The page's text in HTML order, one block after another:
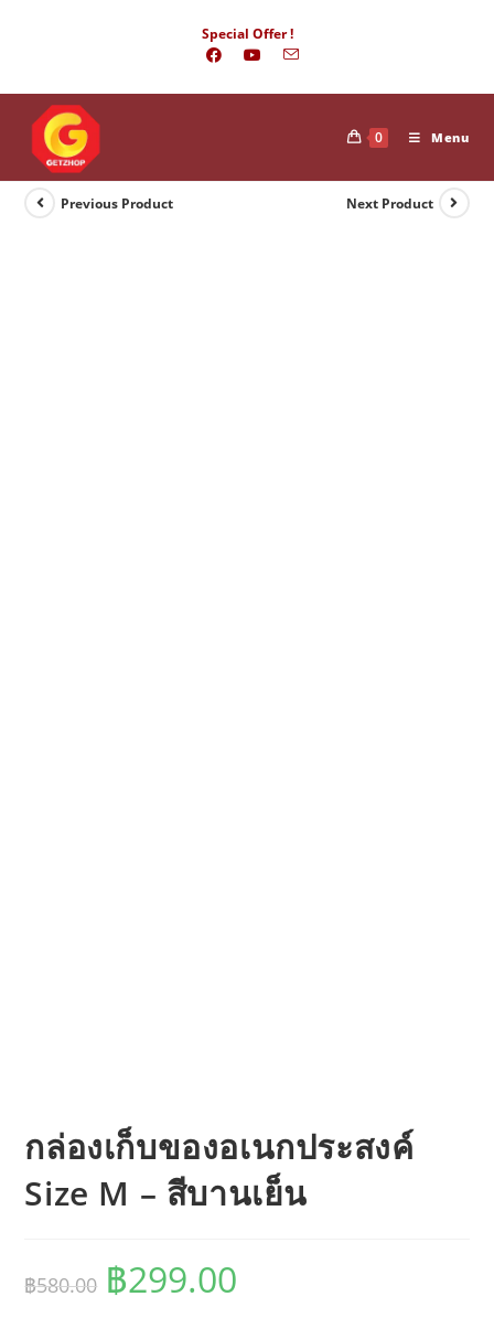
Special Offer !
0 Menu
Previous Product Next Product
กล่องเก็บของอเนกประสงค์
Size M – สีบานเย็น
฿580.00
Original
price
was:
฿299.00